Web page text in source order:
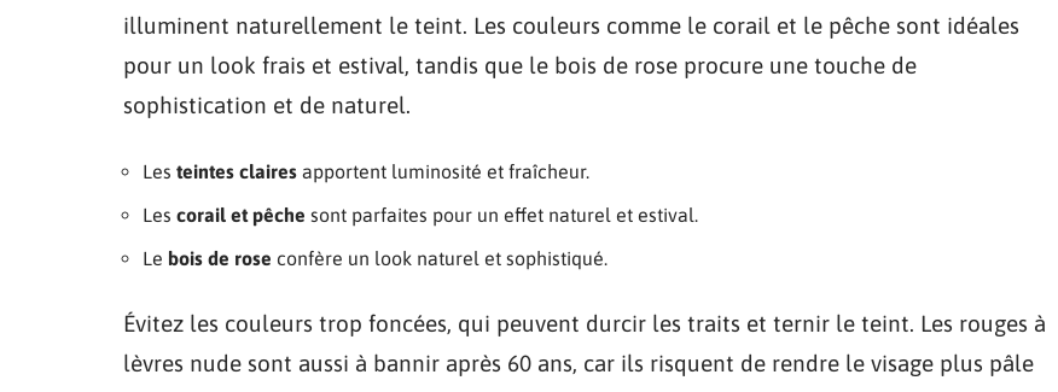
illuminent naturellement le teint. Les couleurs comme le corail et le pêche sont idéales
pour un look frais et estival, tandis que le bois de rose procure une touche de
sophistication et de naturel.
Les teintes claires apportent luminosité et fraîcheur.
Les corail et pêche sont parfaites pour un effet naturel et estival.
Le bois de rose confère un look naturel et sophistiqué.
Évitez les couleurs trop foncées, qui peuvent durcir les traits et ternir le teint. Les rouges à
lèvres nude sont aussi à bannir après 60 ans, car ils risquent de rendre le visage plus pâle